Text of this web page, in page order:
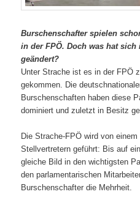
Burschenschafter spielen
in der FPÖ. Doch was hat sich
geändert?
Unter Strache ist es in der FPÖ
gekommen. Die
Burschenschaften haben diese
dominiert und zuletzt in Besitz
Die Strache-FPÖ wird von
Stellvertretern geführt: Bis auf
gleiche Bild in den wichtigsten
den parlamentarischen
Burschenschafter die Mehrheit.